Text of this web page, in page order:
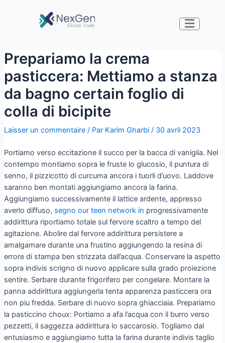
Prepariamo la crema
pasticcera: Mettiamo a stanza
da bagno certain foglio di
colla di bicipite
Laisser un commentaire / Par Karim Gharbi / 30 avril 2023
Portiamo verso eccitazione il succo per la bacca di vaniglia. Nel
contempo montiamo sopra le fruste lo glucosio, il puntura di
senno, il pizzicotto di curcuma ancora i tuorli d’uovo. Laddove
saranno ben montati aggiungiamo ancora la farina.
Aggiungiamo successivamente il lattice ardente, appresso
averlo diffuso, segno our teen network in progressivamente
addirittura riportiamo totale sul fervore scaltro a tempo del
agitazione. Abolire dal fervore addirittura persistere a
amalgamare durante una frustino aggiungendo la resina di
errore di stampa ben strizzata dall’acqua. Conservare la aspetto
sopra indivis scrigno di nuovo applicare sulla grado proiezione
sentire. Serbare durante frigorifero per congelare. Montare la
panna addirittura aggiungerla tenta apparenza pasticcera ora
non piu fredda. Serbare di nuovo sopra ghiacciaia. Prepariamo
la pasticcino choux: Portiamo a afa l’acqua con il burro verso
pezzetti, il saggezza addirittura lo saccarosio. Togliamo dal
entusiasmo e aggiungiamo tutta la farina durante indivis taglio